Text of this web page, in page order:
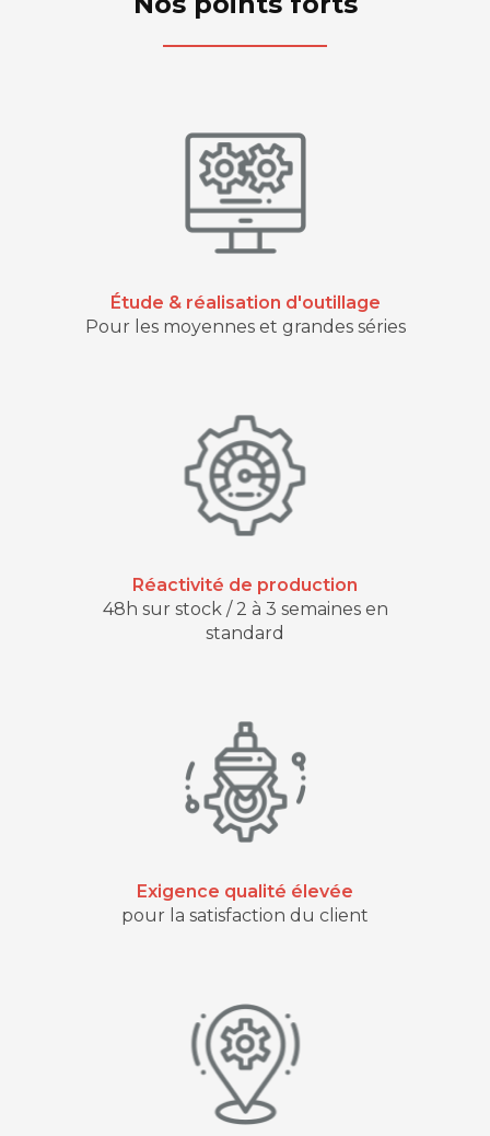
Étude & réalisation d'outillage
Pour les moyennes et grandes séries
Réactivité de production
48h sur stock / 2 à 3 semaines en
standard
Exigence qualité élevée
pour la satisfaction du client